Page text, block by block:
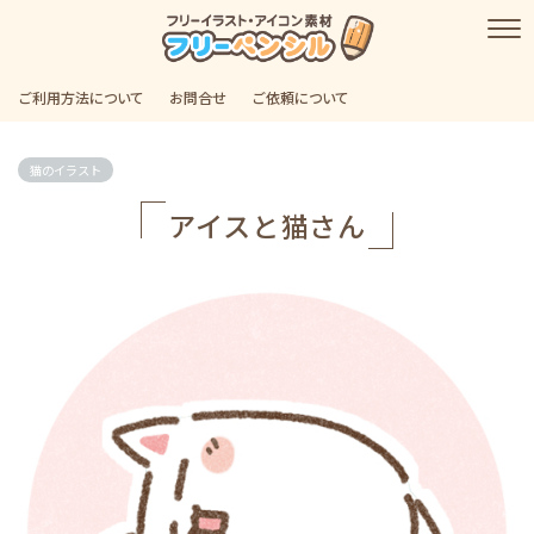
ご利用方法について お問合せ ご依頼について
猫のイラスト
アイスと猫さん